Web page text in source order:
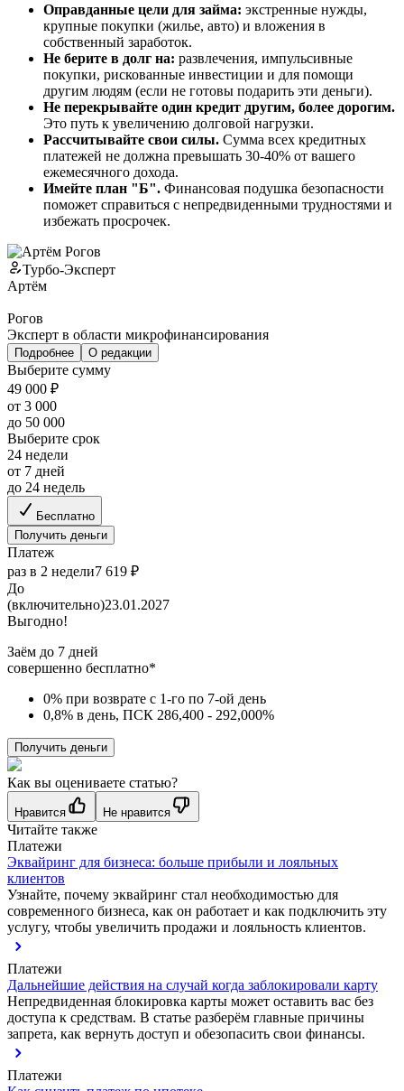
Оправданные цели для займа: экстренные нужды,
крупные покупки (жилье, авто) и вложения в
собственный заработок.
Не берите в долг на: развлечения, импульсивные
покупки, рискованные инвестиции и для помощи
другим людям (если не готовы подарить эти деньги).
Не перекрывайте один кредит другим, более дорогим.
Это путь к увеличению долговой нагрузки.
Рассчитывайте свои силы. Сумма всех кредитных
платежей не должна превышать 30-40% от вашего
ежемесячного дохода.
Имейте план "Б". Финансовая подушка безопасности
поможет справиться с непредвиденными трудностями и
избежать просрочек.
Турбо-Эксперт
Артём
Рогов
Эксперт в области микрофинансирования
Подробнее О редакции
Выберите сумму
49 000 ₽
от 3 000
до 50 000
Выберите срок
24 недели
от 7 дней
до 24 недель
Бесплатно
Получить деньги
Платеж
раз в 2 недели7 619 ₽
До
(включительно)23.01.2027
Выгодно!
Заём до 7 дней
совершенно бесплатно*
0% при возврате с 1-го по 7-ой день
0,8% в день, ПСК 286,400 - 292,000%
Получить деньги
Как вы оцениваете статью?
Нравится Не нравится
Читайте также
Платежи
Эквайринг для бизнеса: больше прибыли и лояльных
клиентов
Узнайте, почему эквайринг стал необходимостью для
современного бизнеса, как он работает и как подключить эту
услугу, чтобы увеличить продажи и лояльность клиентов.
Платежи
Дальнейшие действия на случай когда заблокировали карту
Непредвиденная блокировка карты может оставить вас без
доступа к средствам. В статье разберём главные причины
запрета, как вернуть доступ и обезопасить свои финансы.
Платежи